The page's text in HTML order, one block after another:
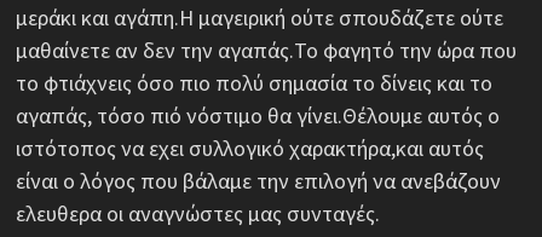
μεράκι και αγάπη.Η μαγειρική ούτε σπουδάζετε ούτε
μαθαίνετε αν δεν την αγαπάς.Το φαγητό την ώρα που
το φτιάχνεις όσο πιο πολύ σημασία το δίνεις και το
αγαπάς, τόσο πιό νόστιμο θα γίνει.Θέλουμε αυτός ο
ιστότοπος να εχει συλλογικό χαρακτήρα,και αυτός
είναι ο λόγος που βάλαμε την επιλογή να ανεβάζουν
ελευθερα οι αναγνώστες μας συνταγές.